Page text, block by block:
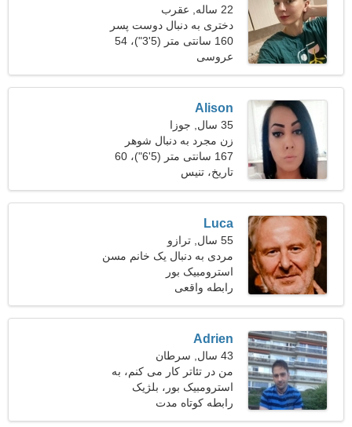
22 ساله, عقرب
دختری به دنبال دوست پسر
23-34
160 سانتی متر (5'3")، 54
کیلوگرم (119 پوند)
عروسی
Alison
35 سال, جوزا
زن مجرد به دنبال شوهر
167 سانتی متر (5'6")، 60
کیلوگرم (132 پوند)
تاریخ، تنیس
Luca
55 سال, ترازو
مردی به دنبال یک خانم مسن
45-52
استرومبیک بور
رابطه واقعی
Adrien
43 سال, سرطان
من در تئاتر کار می کنم، به
یک زن برازنده نیاز دارم
استرومبیک بور، بلژیک
رابطه کوتاه مدت